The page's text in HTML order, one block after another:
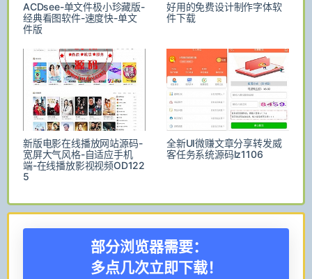
ACDsee-单文件极小珍藏版-
经典看图软件-速度快-单文
件版
好用的免费设计制作字体软
件下载
新版电影在线播放网站源码-
宽屏大气风格-自适应手机
端-在线播放影视视频OD122
5
全新UI微赚文章分享转发威
客任务系统源码lz1106
部分浏览器需要：
多点几次立即下载！